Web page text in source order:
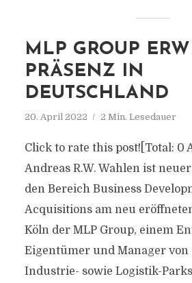
MLP GROUP
PRÄSENZ IN
DEUTSCHLAND
20. April 2022 2 Min. Lesedauer
Click to rate this post![Total: 0
Andreas R.W. Wahlen ist
den Bereich Business
Acquisitions am neu
Köln der MLP Group, einem
Eigentümer und Manager von
Industrie- sowie Logistik-